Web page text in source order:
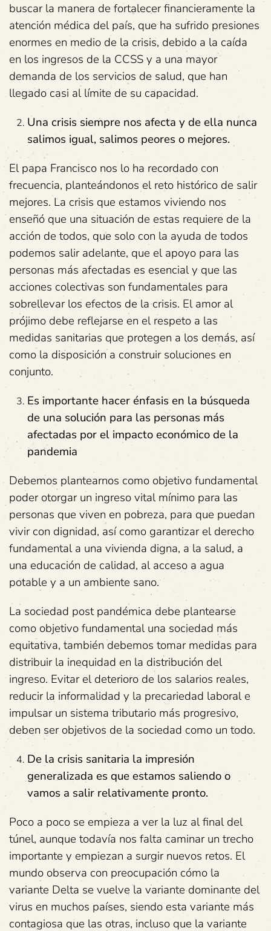
buscar la manera de fortalecer financieramente la
atención médica del país, que ha sufrido presiones
enormes en medio de la crisis, debido a la caída
en los ingresos de la CCSS y a una mayor
demanda de los servicios de salud, que han
llegado casi al límite de su capacidad.
Una crisis siempre nos afecta y de ella nunca
salimos igual, salimos peores o mejores.
El papa Francisco nos lo ha recordado con
frecuencia, planteándonos el reto histórico de salir
mejores. La crisis que estamos viviendo nos
enseñó que una situación de estas requiere de la
acción de todos, que solo con la ayuda de todos
podemos salir adelante, que el apoyo para las
personas más afectadas es esencial y que las
acciones colectivas son fundamentales para
sobrellevar los efectos de la crisis. El amor al
prójimo debe reflejarse en el respeto a las
medidas sanitarias que protegen a los demás, así
como la disposición a construir soluciones en
conjunto.
Es importante hacer énfasis en la búsqueda
de una solución para las personas más
afectadas por el impacto económico de la
pandemia
Debemos plantearnos como objetivo fundamental
poder otorgar un ingreso vital mínimo para las
personas que viven en pobreza, para que puedan
vivir con dignidad, así como garantizar el derecho
fundamental a una vivienda digna, a la salud, a
una educación de calidad, al acceso a agua
potable y a un ambiente sano.
La sociedad post pandémica debe plantearse
como objetivo fundamental una sociedad más
equitativa, también debemos tomar medidas para
distribuir la inequidad en la distribución del
ingreso. Evitar el deterioro de los salarios reales,
reducir la informalidad y la precariedad laboral e
impulsar un sistema tributario más progresivo,
deben ser objetivos de la sociedad como un todo.
De la crisis sanitaria la impresión
generalizada es que estamos saliendo o
vamos a salir relativamente pronto.
Poco a poco se empieza a ver la luz al final del
túnel, aunque todavía nos falta caminar un trecho
importante y empiezan a surgir nuevos retos. El
mundo observa con preocupación cómo la
variante Delta se vuelve la variante dominante del
virus en muchos países, siendo esta variante más
contagiosa que las otras, incluso que la variante